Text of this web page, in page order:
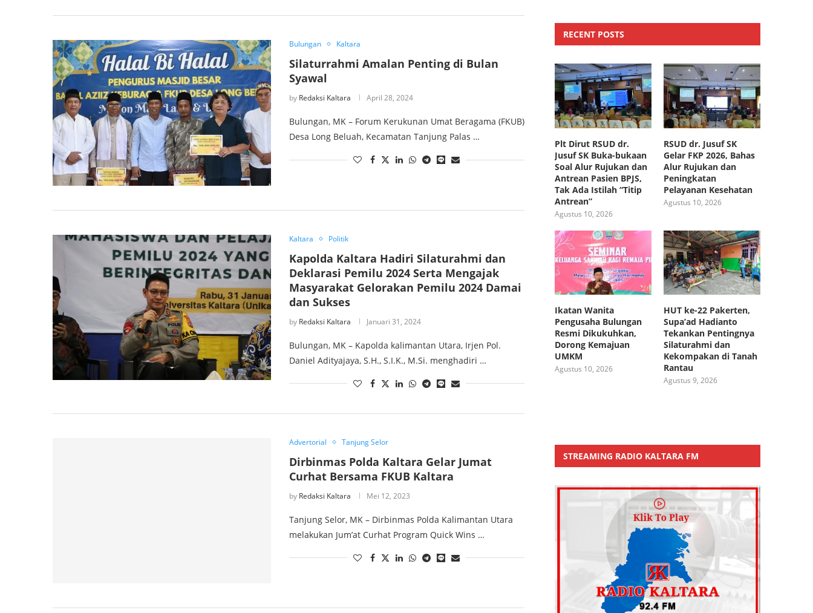
Bulungan Kaltara
Silaturrahmi Amalan Penting di Bulan
Syawal
by Redaksi Kaltara April 28, 2024
Bulungan, MK – Forum Kerukunan Umat Beragama (FKUB)
Desa Long Beluah, Kecamatan Tanjung Palas …
Kaltara Politik
Kapolda Kaltara Hadiri Silaturahmi dan
Deklarasi Pemilu 2024 Serta Mengajak
Masyarakat Gelorakan Pemilu 2024 Damai
dan Sukses
by Redaksi Kaltara Januari 31, 2024
Bulungan, MK – Kapolda kalimantan Utara, Irjen Pol.
Daniel Adityajaya, S.H., S.I.K., M.Si. menghadiri …
Advertorial Tanjung Selor
Dirbinmas Polda Kaltara Gelar Jumat
Curhat Bersama FKUB Kaltara
by Redaksi Kaltara Mei 12, 2023
Tanjung Selor, MK – Dirbinmas Polda Kalimantan Utara
melakukan Jum’at Curhat Program Quick Wins …
RECENT POSTS
Plt Dirut RSUD dr.
Jusuf SK Buka-bukaan
Soal Alur Rujukan dan
Antrean Pasien BPJS,
Tak Ada Istilah “Titip
Antrean”
Agustus 10, 2026
RSUD dr. Jusuf SK
Gelar FKP 2026, Bahas
Alur Rujukan dan
Peningkatan
Pelayanan Kesehatan
Agustus 10, 2026
Ikatan Wanita
Pengusaha Bulungan
Resmi Dikukuhkan,
Dorong Kemajuan
UMKM
Agustus 10, 2026
HUT ke-22 Pakerten,
Supa’ad Hadianto
Tekankan Pentingnya
Silaturahmi dan
Kekompakan di Tanah
Rantau
Agustus 9, 2026
STREAMING RADIO KALTARA FM